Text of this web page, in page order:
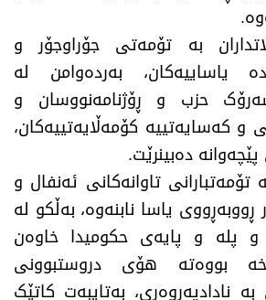
بە تۆمەتی جۆراوجۆر و
یاساییەکان، بەردەوامن لە
حزب و ڕۆژنامەنووسان و
و کەسایەتییە کۆمەڵایەتییەکان،
دەبینرێت.
تاوانەکانی ئەنفال و
یاسا نابنەوە، بەڵکو لە
پلە و پایەی حکومیدا خاوەن
بووەتە هۆی دروستبوونی
بەتایبەت کاتێک